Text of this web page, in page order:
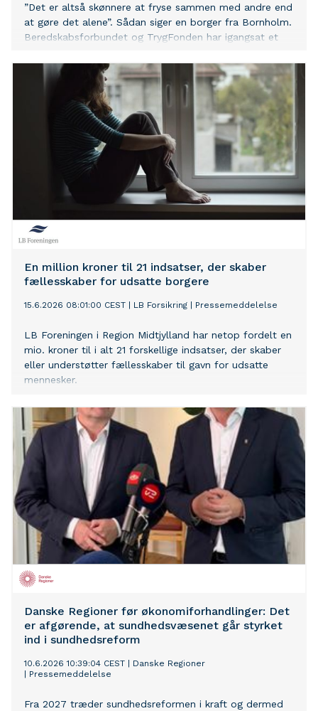
”Det er altså skønnere at fryse sammen med andre end
at gøre det alene”. Sådan siger en borger fra Bornholm.
Beredskabsforbundet og TrygFonden har igangsat et
baggrund for en ny fælles indsats. ”Vi tror på, at lokale
tryghedspunkter kan være med til at skabe tryghed og
sammenhængskraft. Her kan folk samles, hvis der skulle
opstå en krise, og få information fra myndighederne.
Mindst lige så vigtigt, vil man kunne mødes med andre
lokale, så der opstår nærhed og sammenhængskraft i
en svær situation, siger Laila Walther, underdirektør i
TrygFonden. Præsident i Beredskabsforbundet Simon
Kollerup siger, at han ser store potentialer i udviklingen
af lokale tryghedspunkter: ”Flere steder i udlandet har
mødesteder i en krisestund, hvor de basale
fornødenheder er til rådighed som fx el, vand og
varme. Det vil give god mening at lade sig inspirere af
de erfaringer, man har gjort sig, når vi arbejder videre
En million kroner til 21 indsatser, der skaber
fællesskaber for udsatte borgere
15.6.2026 08:01:00 CEST LB Forsikring Pressemeddelelse
LB Foreningen i Region Midtjylland har netop fordelt en
mio. kroner til i alt 21 forskellige indsatser, der skaber
eller understøtter fællesskaber til gavn for udsatte
mennesker.
Danske Regioner før økonomiforhandlinger: Det
er afgørende, at sundhedsvæsenet går styrket
ind i sundhedsreform
10.6.2026 10:39:04 CEST
Danske Regioner
Pressemeddelelse
Fra 2027 træder sundhedsreformen i kraft og dermed